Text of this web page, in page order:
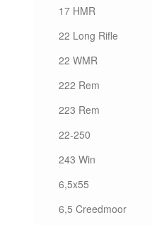
17 HMR
22 Long Rifle
22 WMR
222 Rem
223 Rem
22-250
243 Win
6,5x55
6,5 Creedmoor